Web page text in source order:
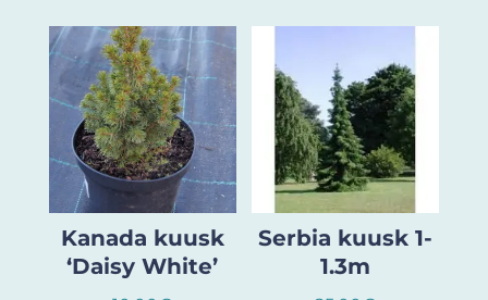
Kanada kuusk
‘Daisy White’
Serbia kuusk 1-
1.3m